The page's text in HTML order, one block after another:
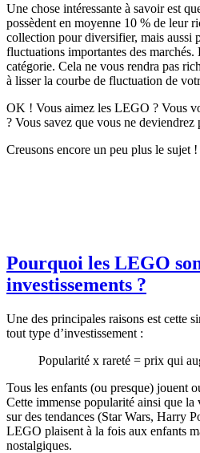
Une chose intéressante à savoir est
possèdent en moyenne 10 % de leur
collection pour diversifier, mais aussi
fluctuations importantes des
catégorie. Cela ne vous rendra pas
à lisser la courbe de fluctuation de
OK ! Vous aimez les LEGO ? Vous
? Vous savez que vous ne
Creusons encore un peu plus le sujet !
Pourquoi les LEGO
investissements ?
Une des principales raisons est cette
tout type d’investissement :
Popularité x rareté = prix qui
Tous les enfants (ou presque) jouent
Cette immense popularité ainsi que
sur des tendances (Star Wars, Harry
LEGO plaisent à la fois aux enfants
nostalgiques.